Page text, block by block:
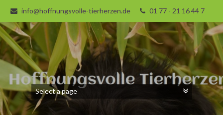
info@hoffnungsvolle-tierherzen.de 01 77 - 21 16 44 7